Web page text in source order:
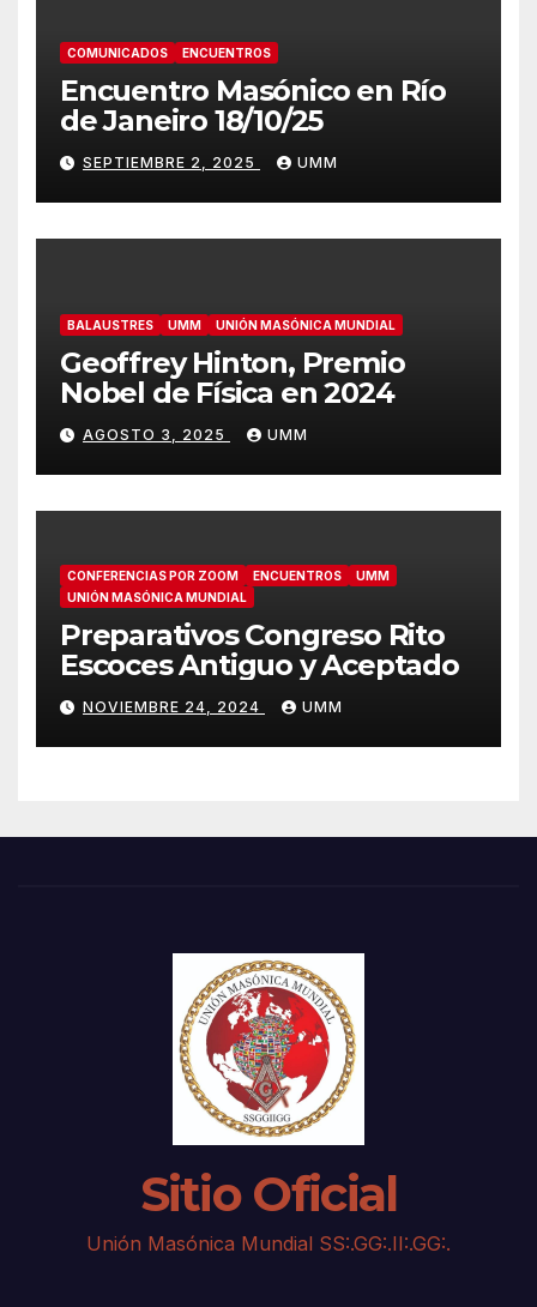
COMUNICADOS ENCUENTROS
Encuentro Masónico en Río
de Janeiro 18/10/25
SEPTIEMBRE 2, 2025 UMM
BALAUSTRES UMM UNIÓN MASÓNICA MUNDIAL
Geoffrey Hinton, Premio
Nobel de Física en 2024
AGOSTO 3, 2025 UMM
CONFERENCIAS POR ZOOM ENCUENTROS
UMM
UNIÓN MASÓNICA MUNDIAL
Preparativos Congreso Rito
Escoces Antiguo y Aceptado
NOVIEMBRE 24, 2024 UMM
Sitio Oficial
Unión Masónica Mundial SS:.GG:.II:.GG:.